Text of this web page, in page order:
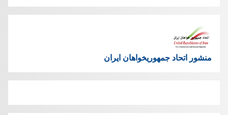
منشور اتحاد جمهوریخواهان ایران